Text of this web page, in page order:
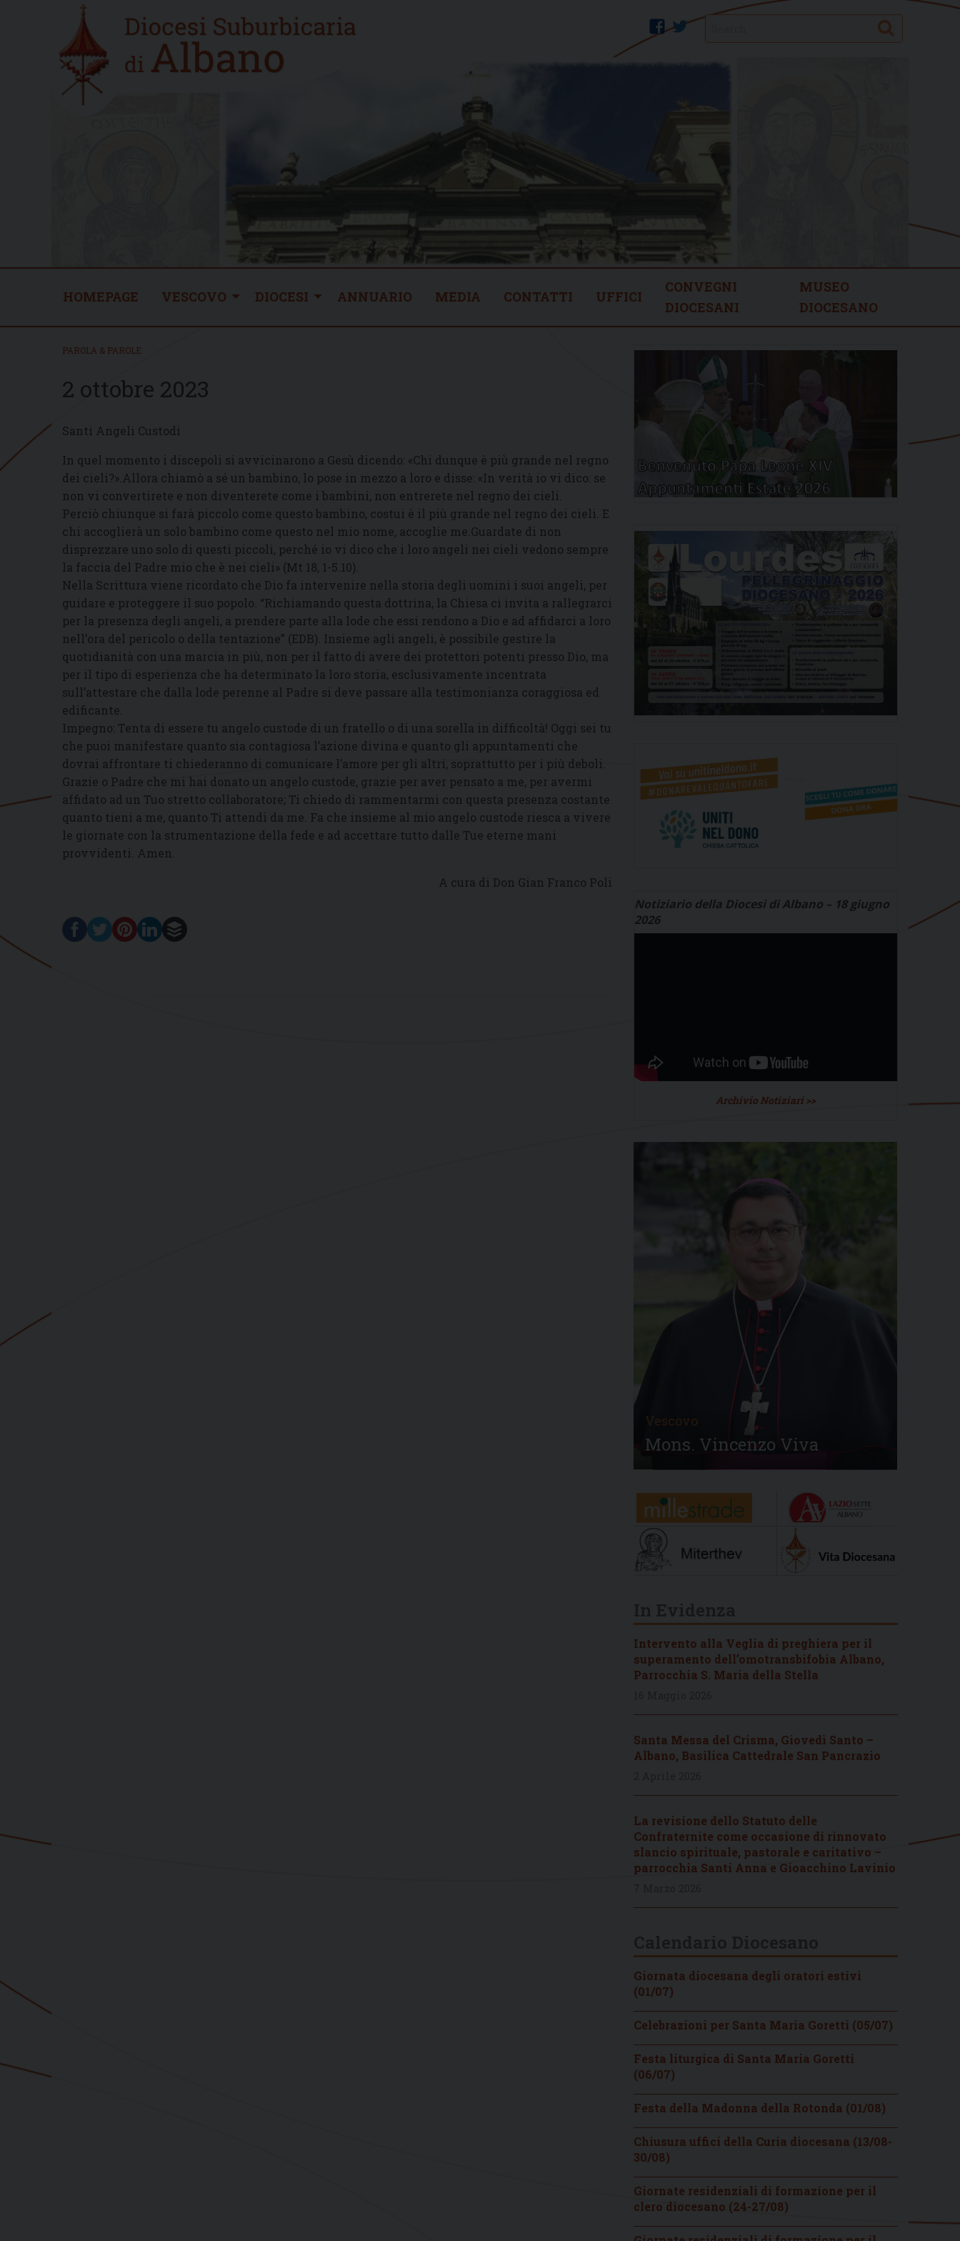
Home
new
twitter
facebook Search
HOMEPAGE VESCOVO DIOCESI ANNUARIO MEDIA CONTATTI UFFICI
CONVEGNI
DIOCESANI
MUSEO
DIOCESANO
PAROLA & PAROLE
2 ottobre 2023
Santi Angeli Custodi
In quel momento i discepoli si avvicinarono a Gesù dicendo: «Chi dunque è più grande nel regno
dei cieli?».Allora chiamò a sé un bambino, lo pose in mezzo a loro e disse: «In verità io vi dico: se
non vi convertirete e non diventerete come i bambini, non entrerete nel regno dei cieli.
Perciò chiunque si farà piccolo come questo bambino, costui è il più grande nel regno dei cieli. E
chi accoglierà un solo bambino come questo nel mio nome, accoglie me.Guardate di non
disprezzare uno solo di questi piccoli, perché io vi dico che i loro angeli nei cieli vedono sempre
la faccia del Padre mio che è nei cieli» (Mt 18, 1-5.10).
Nella Scrittura viene ricordato che Dio fa intervenire nella storia degli uomini i suoi angeli, per
guidare e proteggere il suo popolo. “Richiamando questa dottrina, la Chiesa ci invita a rallegrarci
per la presenza degli angeli, a prendere parte alla lode che essi rendono a Dio e ad affidarci a loro
nell’ora del pericolo o della tentazione” (EDB). Insieme agli angeli, è possibile gestire la
quotidianità con una marcia in più, non per il fatto di avere dei protettori potenti presso Dio, ma
per il tipo di esperienza che ha determinato la loro storia, esclusivamente incentrata
sull’attestare che dalla lode perenne al Padre si deve passare alla testimonianza coraggiosa ed
edificante.
Impegno: Tenta di essere tu angelo custode di un fratello o di una sorella in difficoltà! Oggi sei tu
che puoi manifestare quanto sia contagiosa l’azione divina e quanto gli appuntamenti che
dovrai affrontare ti chiederanno di comunicare l’amore per gli altri, soprattutto per i più deboli.
Grazie o Padre che mi hai donato un angelo custode, grazie per aver pensato a me, per avermi
affidato ad un Tuo stretto collaboratore; Ti chiedo di rammentarmi con questa presenza costante
quanto tieni a me, quanto Ti attendi da me. Fa che insieme al mio angelo custode riesca a vivere
le giornate con la strumentazione della fede e ad accettare tutto dalle Tue eterne mani
provvidenti. Amen.
A cura di Don Gian Franco Poli
Notiziario della Diocesi di Albano – 18 giugno
2026
Archivio Notiziari >>
Vescovo
Mons. Vincenzo Viva
Intervento alla Veglia di preghiera per il
superamento dell’omotransbifobia Albano,
Parrocchia S. Maria della Stella
Santa Messa del Crisma, Giovedì Santo –
Albano, Basilica Cattedrale San Pancrazio
La revisione dello Statuto delle
Confraternite come occasione di rinnovato
slancio spirituale, pastorale e caritativo –
parrocchia Santi Anna e Gioacchino Lavinio
Giornata diocesana degli oratori estivi
(01/07)
Celebrazioni per Santa Maria Goretti (05/07)
Festa liturgica di Santa Maria Goretti
(06/07)
Festa della Madonna della Rotonda (01/08)
Chiusura uffici della Curia diocesana (13/08-
30/08)
Giornate residenziali di formazione per il
clero diocesano (24-27/08)